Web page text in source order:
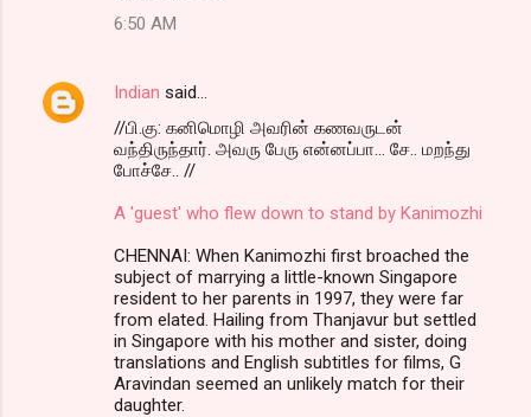
6:50 AM
Indian said…
//பி.கு: கனிமொழி அவரின் கணவருடன்
வந்திருந்தார். அவரு பேரு என்னப்பா… சே.. மறந்து
போச்சே.. //
A 'guest' who flew down to stand by Kanimozhi
CHENNAI: When Kanimozhi first broached the
subject of marrying a little-known Singapore
resident to her parents in 1997, they were far
from elated. Hailing from Thanjavur but settled
in Singapore with his mother and sister, doing
translations and English subtitles for films, G
Aravindan seemed an unlikely match for their
daughter.